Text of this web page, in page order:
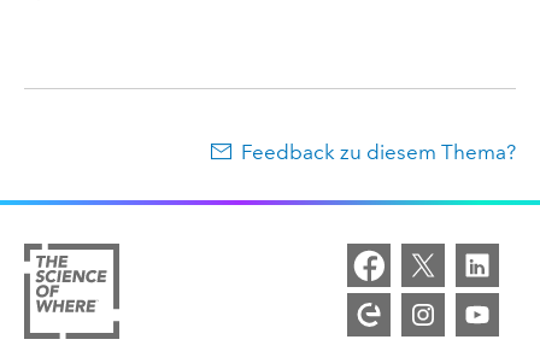
Feedback zu diesem Thema?